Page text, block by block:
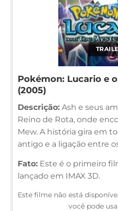
Pokémon: Lucario e
(2005)
Descrição: Ash e seus
Reino de Rota, onde
Mew. A história gira em
antigo e a ligação entre
Fato: Este é o primeiro
lançado em IMAX 3D.
Este filme não está
você pode